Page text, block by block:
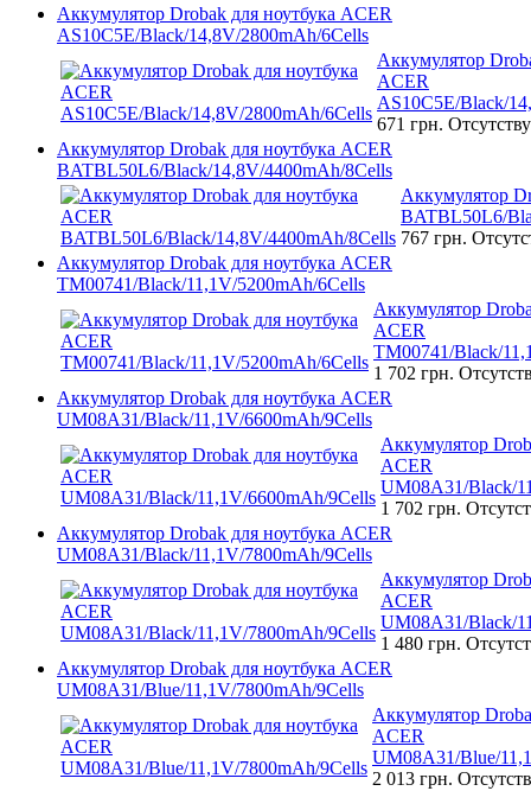
Аккумулятор Drobak для ноутбука ACER
AS10C5E/Black/14,8V/2800mAh/6Cells
Аккумулятор
ACER
AS10C5E/Black/
671 грн.
Аккумулятор Drobak для ноутбука ACER
BATBL50L6/Black/14,8V/4400mAh/8Cells
Аккумулятор
BATBL50L6/
767 грн.
Аккумулятор Drobak для ноутбука ACER
TM00741/Black/11,1V/5200mAh/6Cells
Аккумулятор
ACER
TM00741/Black/
1 702 грн.
Аккумулятор Drobak для ноутбука ACER
UM08A31/Black/11,1V/6600mAh/9Cells
Аккумулятор
ACER
UM08A31/Black/
1 702 грн.
Аккумулятор Drobak для ноутбука ACER
UM08A31/Black/11,1V/7800mAh/9Cells
Аккумулятор
ACER
UM08A31/Black/
1 480 грн.
Аккумулятор Drobak для ноутбука ACER
UM08A31/Blue/11,1V/7800mAh/9Cells
Аккумулятор
ACER
UM08A31/Blue/
2 013 грн.